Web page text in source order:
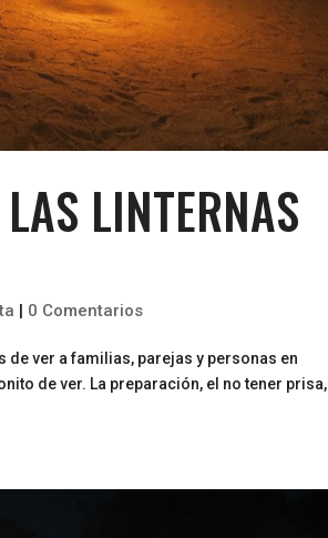
LINTERNAS
| 0 Comentarios
ver a familias, parejas y personas en
de ver. La preparación, el no tener prisa,